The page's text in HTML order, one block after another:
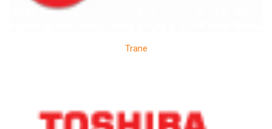
Trane